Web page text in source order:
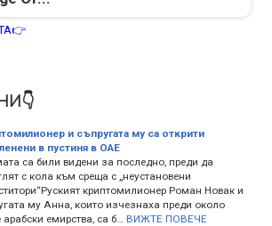
и съпругата му са открити
в пустиня в ОАЕ
са били видени за последно, преди да
с кола към среща с „неустановени
криптомилионер Роман Новак и
му Анна, които изчезнаха преди около
емирства, са б…
ВИЖТЕ ПОВЕЧЕ